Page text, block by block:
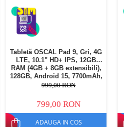
Tabletă OSCAL Pad 9, Gri, 4G
LTE, 10.1" HD+ IPS, 12GB
RAM (4GB + 8GB extensibili),
128GB, Android 15, 7700mAh,
Dual SIM
999,00 RON
799,00 RON
ADAUGA IN COS